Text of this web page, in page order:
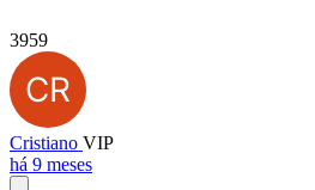
3959
Cristiano VIP
há 9 meses